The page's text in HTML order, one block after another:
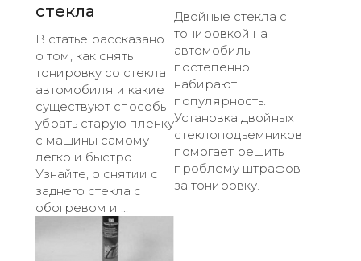
стекла
В статье рассказано
о том, как снять
тонировку со стекла
автомобиля и какие
существуют способы
убрать старую пленку
с машины самому
легко и быстро.
Узнайте, о снятии с
заднего стекла с
обогревом и ...
Двойные стекла с
тонировкой на
автомобиль
постепенно
набирают
популярность.
Установка двойных
стеклоподъемников
помогает решить
проблему штрафов
за тонировку.